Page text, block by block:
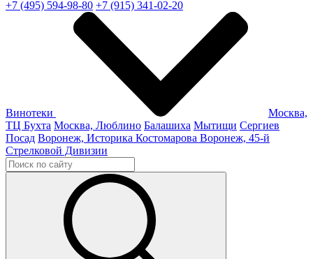
+7 (495) 594-98-80 +7 (915) 341-02-20
Винотеки
Москва,
ТЦ Бухта Москва, Люблино Балашиха Мытищи Сергиев
Посад Воронеж, Историка Костомарова Воронеж, 45-й
Стрелковой Дивизии